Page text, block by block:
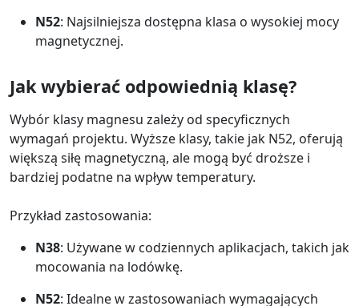
N52: Najsilniejsza dostępna klasa o wysokiej mocy
magnetycznej.
Jak wybierać odpowiednią klasę?
Wybór klasy magnesu zależy od specyficznych
wymagań projektu. Wyższe klasy, takie jak N52, oferują
większą siłę magnetyczną, ale mogą być droższe i
bardziej podatne na wpływ temperatury.
Przykład zastosowania:
N38: Używane w codziennych aplikacjach, takich jak
mocowania na lodówkę.
N52: Idealne w zastosowaniach wymagających